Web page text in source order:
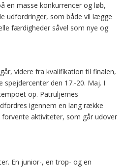
en masse konkurrencer og løb,
udfordringer, som både vil lægge
færdigheder såvel som nye og
videre fra kvalifikation til finalen,
spejdercenter den 17.-20. Maj. I
op. Patruljernes
igennem en lang række
aktiviteter, som går udover
En junior-, en trop- og en